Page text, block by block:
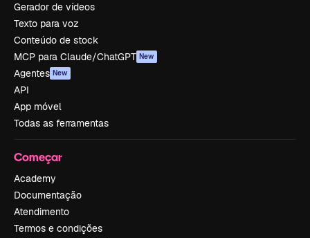
Gerador de vídeos
Texto para voz
Conteúdo de stock
MCP para Claude/ChatGPT New
Agentes New
API
App móvel
Todas as ferramentas
Começar
Academy
Documentação
Atendimento
Termos e condições